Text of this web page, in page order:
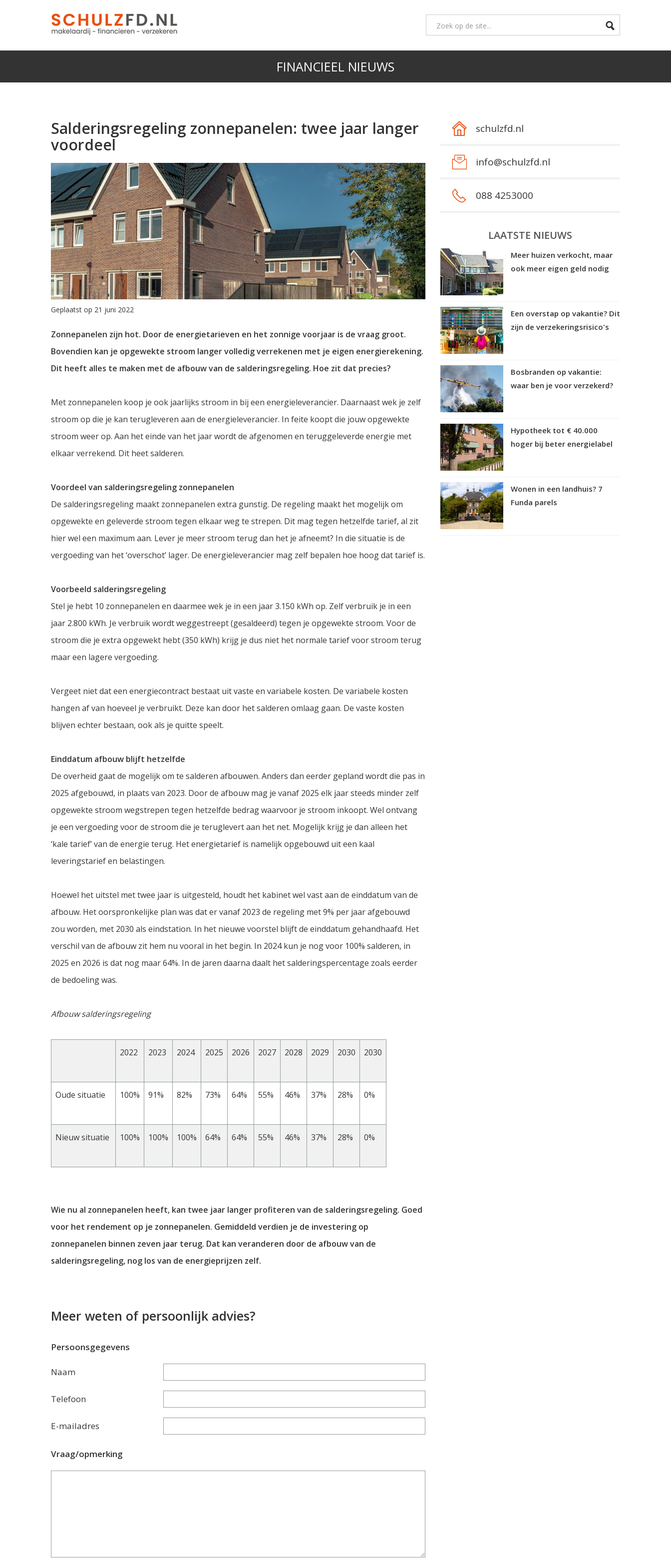
FINANCIEEL NIEUWS
Salderingsregeling zonnepanelen: twee jaar langer
voordeel
Geplaatst op 21 juni 2022
Zonnepanelen zijn hot. Door de energietarieven en het zonnige voorjaar is de vraag groot.
Bovendien kan je opgewekte stroom langer volledig verrekenen met je eigen energierekening.
Dit heeft alles te maken met de afbouw van de salderingsregeling. Hoe zit dat precies?
Met zonnepanelen koop je ook jaarlijks stroom in bij een energieleverancier. Daarnaast wek je zelf
stroom op die je kan terugleveren aan de energieleverancier. In feite koopt die jouw opgewekte
stroom weer op. Aan het einde van het jaar wordt de afgenomen en teruggeleverde energie met
elkaar verrekend. Dit heet salderen.
Voordeel van salderingsregeling zonnepanelen
De salderingsregeling maakt zonnepanelen extra gunstig. De regeling maakt het mogelijk om
opgewekte en geleverde stroom tegen elkaar weg te strepen. Dit mag tegen hetzelfde tarief, al zit
hier wel een maximum aan. Lever je meer stroom terug dan het je afneemt? In die situatie is de
vergoeding van het ‘overschot’ lager. De energieleverancier mag zelf bepalen hoe hoog dat tarief is.
Voorbeeld salderingsregeling
Stel je hebt 10 zonnepanelen en daarmee wek je in een jaar 3.150 kWh op. Zelf verbruik je in een
jaar 2.800 kWh. Je verbruik wordt weggestreept (gesaldeerd) tegen je opgewekte stroom. Voor de
stroom die je extra opgewekt hebt (350 kWh) krijg je dus niet het normale tarief voor stroom terug
maar een lagere vergoeding.
Vergeet niet dat een energiecontract bestaat uit vaste en variabele kosten. De variabele kosten
hangen af van hoeveel je verbruikt. Deze kan door het salderen omlaag gaan. De vaste kosten
blijven echter bestaan, ook als je quitte speelt.
Einddatum afbouw blijft hetzelfde
De overheid gaat de mogelijk om te salderen afbouwen. Anders dan eerder gepland wordt die pas in
2025 afgebouwd, in plaats van 2023. Door de afbouw mag je vanaf 2025 elk jaar steeds minder zelf
opgewekte stroom wegstrepen tegen hetzelfde bedrag waarvoor je stroom inkoopt. Wel ontvang
je een vergoeding voor de stroom die je teruglevert aan het net. Mogelijk krijg je dan alleen het
‘kale tarief’ van de energie terug. Het energietarief is namelijk opgebouwd uit een kaal
leveringstarief en belastingen.
Hoewel het uitstel met twee jaar is uitgesteld, houdt het kabinet wel vast aan de einddatum van de
afbouw. Het oorspronkelijke plan was dat er vanaf 2023 de regeling met 9% per jaar afgebouwd
zou worden, met 2030 als eindstation. In het nieuwe voorstel blijft de einddatum gehandhaafd. Het
verschil van de afbouw zit hem nu vooral in het begin. In 2024 kun je nog voor 100% salderen, in
2025 en 2026 is dat nog maar 64%. In de jaren daarna daalt het salderingspercentage zoals eerder
de bedoeling was.
Afbouw salderingsregeling
2022 2023 2024 2025 2026 2027 2028 2029 2030 2030
Oude situatie 100% 91% 82% 73% 64% 55% 46% 37% 28% 0%
Nieuw situatie 100% 100% 100% 64% 64% 55% 46% 37% 28% 0%
Wie nu al zonnepanelen heeft, kan twee jaar langer profiteren van de salderingsregeling. Goed
voor het rendement op je zonnepanelen. Gemiddeld verdien je de investering op
zonnepanelen binnen zeven jaar terug. Dat kan veranderen door de afbouw van de
salderingsregeling, nog los van de energieprijzen zelf.
Meer weten of persoonlijk advies?
Persoonsgegevens
Naam
Telefoon
E-mailadres
Vraag/opmerking
schulzfd.nl
info@schulzfd.nl
088 4253000
LAATSTE NIEUWS
Meer huizen verkocht, maar
ook meer eigen geld nodig
Een overstap op vakantie? Dit
zijn de verzekeringsrisico's
Bosbranden op vakantie:
waar ben je voor verzekerd?
Hypotheek tot € 40.000
hoger bij beter energielabel
Wonen in een landhuis? 7
Funda parels